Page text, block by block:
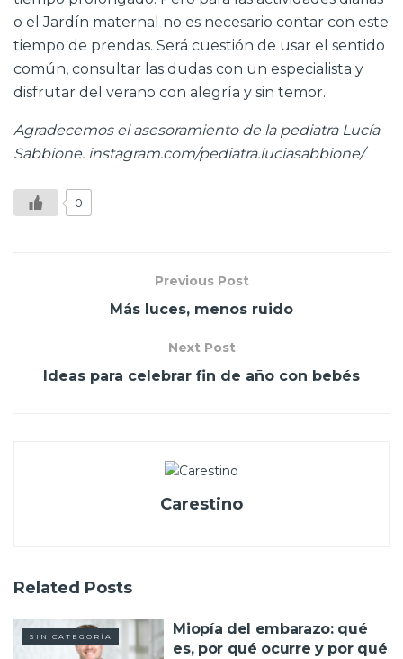
o el Jardín maternal no es necesario contar con este
tiempo de prendas. Será cuestión de usar el sentido
común, consultar las dudas con un especialista y
disfrutar del verano con alegría y sin temor.
Agradecemos el asesoramiento de la pediatra Lucía
Sabbione. instagram.com/pediatra.luciasabbione/
0
Previous Post
Más luces, menos ruido
Next Post
Ideas para celebrar fin de año con bebés
Carestino
Related Posts
SIN CATEGORÍA
Miopía del embarazo: qué
es, por qué ocurre y por qué